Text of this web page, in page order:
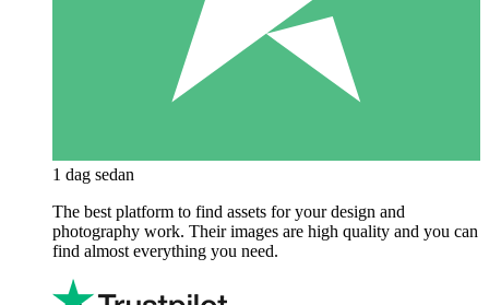
1 dag sedan
The best platform to find assets for your design and
photography work. Their images are high quality and you can
find almost everything you need.